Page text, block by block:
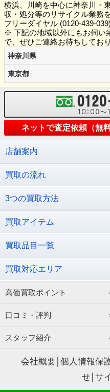
横浜、川崎を中心に神奈川・
収・処分等のリサイクル業務
フリーダイヤル (0120-439-
※ 下記の地域以外にもお伺い
で、ぜひご連絡お待ちしており
神奈川県
東京都
ネットで査定依頼（無料
店舗案内
買取の流れ
3つの買取方法
買取アイテム
買取品目一覧
買取対応エリア
高価買取ポイント
口コミ・評判
スタッフ紹介
会社概要 個人情報保
せ サ